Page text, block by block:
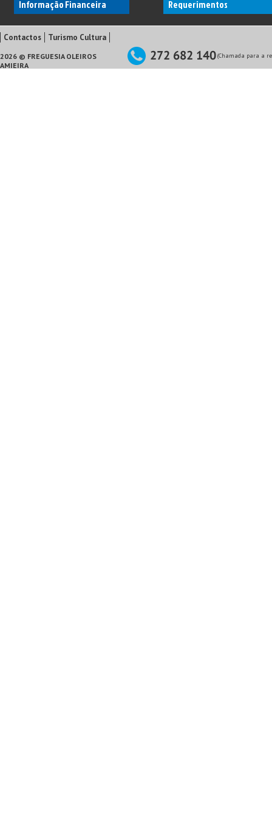
Informação Financeira Requerimentos
Contactos Turismo Cultura
2026 © FREGUESIA OLEIROS
AMIEIRA
(Chamada para a